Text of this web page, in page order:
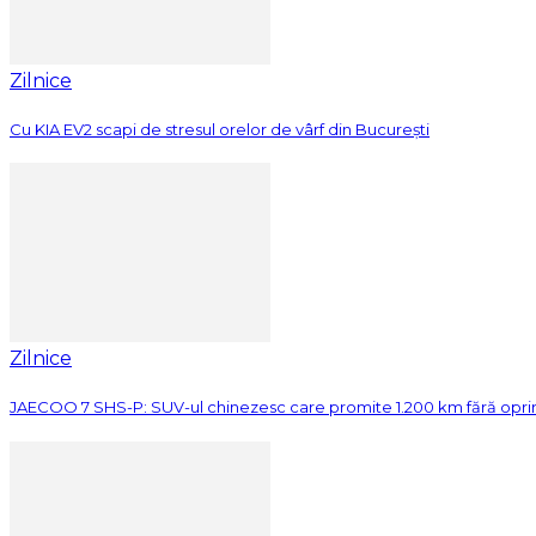
Zilnice
Cu KIA EV2 scapi de stresul orelor de vârf din București
Zilnice
JAECOO 7 SHS-P: SUV-ul chinezesc care promite 1.200 km fără